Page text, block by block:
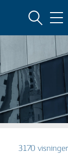
3170 visninger